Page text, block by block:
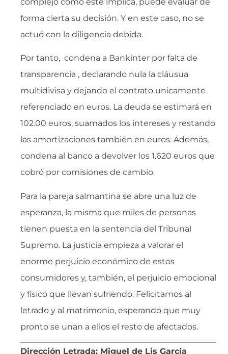
forma cierta su decisión. Y en este caso, no se
actuó con la diligencia debida.
Por tanto, condena a Bankinter por falta de
transparencia , declarando nula la cláusua
multidivisa y dejando el contrato unicamente
referenciado en euros. La deuda se estimará en
102.00 euros, suamados los intereses y restando
las amortizaciones también en euros. Además,
condena al banco a devolver los 1.620 euros que
cobró por comisiones de cambio.
Para la pareja salmantina se abre una luz de
esperanza, la misma que miles de personas
tienen puesta en la sentencia del Tribunal
Supremo. La justicia empieza a valorar el
enorme perjuicio económico de estos
consumidores y, también, el perjuicio emocional
y físico que llevan sufriendo. Felicitamos al
letrado y al matrimonio, esperando que muy
pronto se unan a ellos el resto de afectados.
Dirección Letrada: Miguel de Lis García